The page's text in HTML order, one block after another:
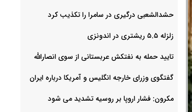
حشدالشعبی درگیری در سامرا را تکذیب کرد
زلزله ۵.۵ ریشتری در اندونزی
تایید حمله به نفتکش عربستانی از سوی انصارالله
گفتگوی وزرای خارجه انگلیس و آمریکا درباره ایران
مکرون: فشار اروپا بر روسیه تشدید می شود